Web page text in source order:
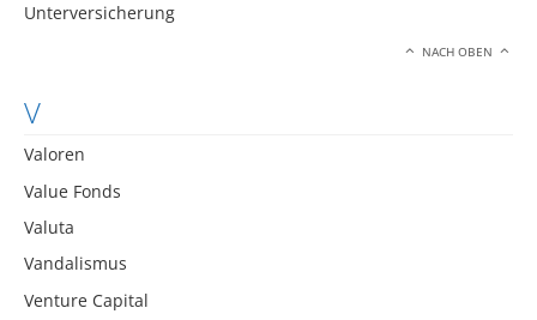
Unterversicherung
NACH OBEN
V
Valoren
Value Fonds
Valuta
Vandalismus
Venture Capital